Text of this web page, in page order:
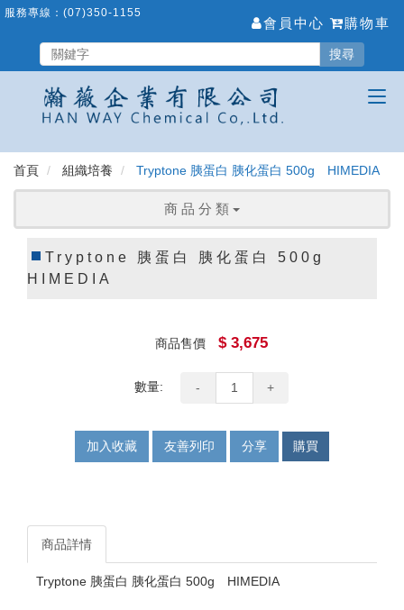
跳
要
服務專線： (07)350-1155
會員中心 購物車
搜尋
首頁 組織培養 Tryptone 胰蛋白 胰化蛋白 500g HIMEDIA
商 品 分 類
Tryptone 胰蛋白 胰化蛋白 500g
HIMEDIA
商品售價 $ 3,675
數量: - +
加入收藏 友善列印 分享 購買
商品詳情
Tryptone 胰蛋白 胰化蛋白 500g HIMEDIA